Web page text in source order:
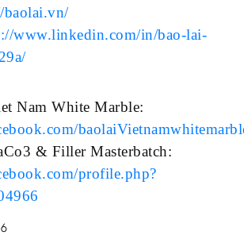
baolai.vn/
www.linkedin.com/in/bao-lai-
Nam White Marble:
& Filler Masterbatch:
profile.php?